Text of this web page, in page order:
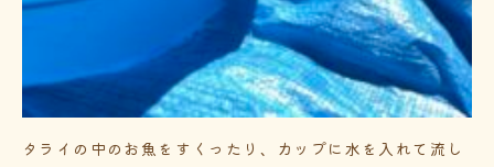
タライの中のお魚をすくったり、カップに水を入れて流し